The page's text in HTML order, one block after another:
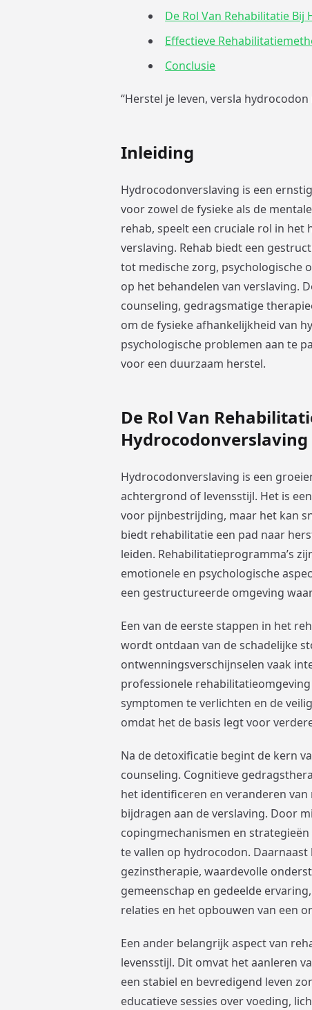
De Rol Van Rehabilitatie
Effectieve
Conclusie
“Herstel je leven, versla hydrocodon
Inleiding
Hydrocodonverslaving is een
voor zowel de fysieke als de
rehab, speelt een cruciale rol in het
verslaving. Rehab biedt een
tot medische zorg, psychologische
op het behandelen van verslaving.
counseling, gedragsmatige
om de fysieke afhankelijkheid van
psychologische problemen aan te
voor een duurzaam herstel.
De Rol Van
Hydrocodonverslaving
Hydrocodonverslaving is een
achtergrond of levensstijl. Het is
voor pijnbestrijding, maar het kan
biedt rehabilitatie een pad naar
leiden. Rehabilitatieprogramma’s
emotionele en psychologische
een gestructureerde omgeving
Een van de eerste stappen in het
wordt ontdaan van de schadelijke
ontwenningsverschijnselen vaak
professionele
symptomen te verlichten en de
omdat het de basis legt voor
Na de detoxificatie begint de kern
counseling. Cognitieve
het identificeren en veranderen
bijdragen aan de verslaving. Door
copingmechanismen en
te vallen op hydrocodon.
gezinstherapie, waardevolle
gemeenschap en gedeelde
relaties en het opbouwen van een
Een ander belangrijk aspect van
levensstijl. Dit omvat het aanleren
een stabiel en bevredigend leven
educatieve sessies over voeding,